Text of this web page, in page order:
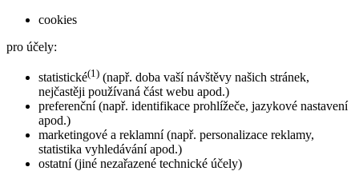
cookies
pro účely:
statistické(1) (např. doba vaší návštěvy našich stránek,
nejčastěji používaná část webu apod.)
preferenční (např. identifikace prohlížeče, jazykové nastavení
apod.)
marketingové a reklamní (např. personalizace reklamy,
statistika vyhledávání apod.)
ostatní (jiné nezařazené technické účely)